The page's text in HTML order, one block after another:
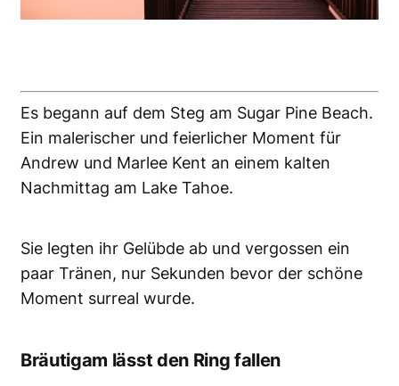
Es begann auf dem Steg am Sugar Pine Beach.
Ein malerischer und feierlicher Moment für
Andrew und Marlee Kent an einem kalten
Nachmittag am Lake Tahoe.
Sie legten ihr Gelübde ab und vergossen ein
paar Tränen, nur Sekunden bevor der schöne
Moment surreal wurde.
Bräutigam lässt den Ring fallen